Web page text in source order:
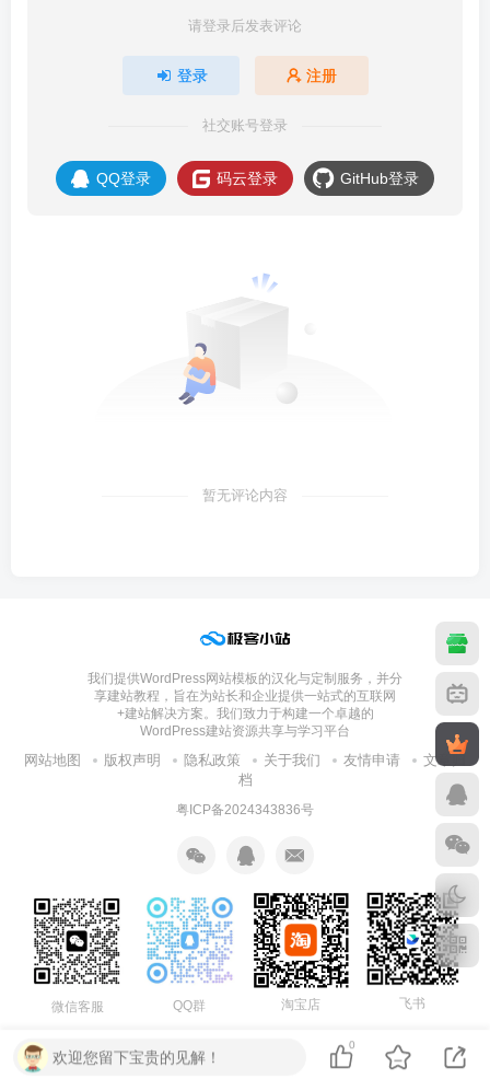
请登录后发表评论
登录 注册
社交账号登录
QQ登录 码云登录 GitHub登录
暂无评论内容
我们提供WordPress网站模板的汉化与定制服务，并分
享建站教程，旨在为站长和企业提供一站式的互联网
+建站解决方案。我们致力于构建一个卓越的
WordPress建站资源共享与学习平台
网站地图 版权声明 隐私政策 关于我们 友情申请
文章归
档
粤ICP备2024343836号
微信客服 QQ群 淘宝店 飞书
欢迎您留下宝贵的见解！
0